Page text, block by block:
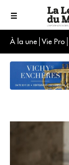
À la une Vie Pro